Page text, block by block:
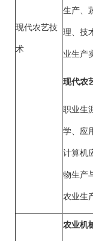
现代农艺技
术
生产、
理、技
业生产
现代农
职业生
学、应
计算机
物生产
农业生
农业机